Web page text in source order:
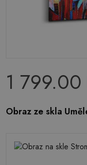
1 799.00
Obraz ze skla